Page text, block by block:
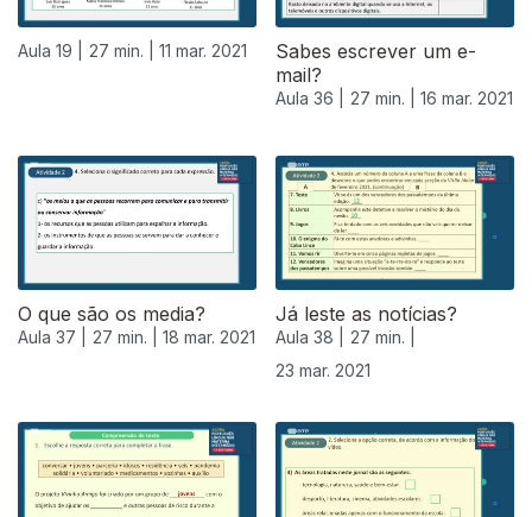
Aula 19 | 27 min. | 11 mar. 2021
Sabes escrever um e-
mail?
Aula 36 | 27 min. | 16 mar. 2021
O que são os media?
Aula 37 | 27 min. | 18 mar. 2021
Já leste as notícias?
Aula 38 |
27 min. |
23 mar. 2021